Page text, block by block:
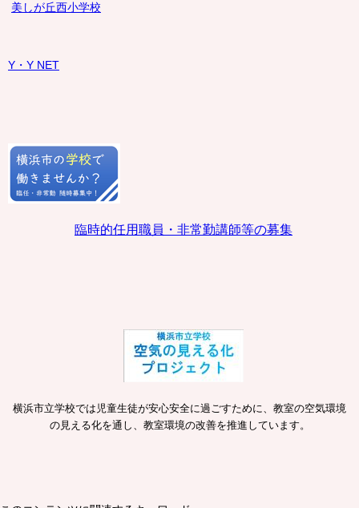
美しが丘西小学校
Y・Y NET
臨時的任用職員・非常勤講師等の募集
横浜市立学校では児童生徒が安心安全に過ごすために、教室の空気環境
の見える化を通し、教室環境の改善を推進しています。